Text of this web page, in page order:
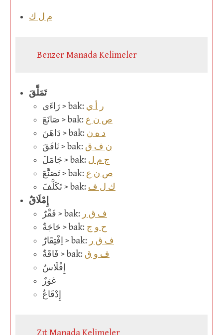
م ل ك
Benzer Manada Kelimeler
تَمَلَّقَ
رَاءَى > bak: ر أ ي
صَانَعَ > bak: ص ن ع
دَاهَنَ > bak: د ه ن
نَافَقَ > bak: ن ف ق
جَامَلَ > bak: ج م ل
تَصَنَّعَ > bak: ص ن ع
تَكَلَّفَ > bak: ك ل ف
إِمْلَاقٌ
فَقْرٌ > bak: ف ق ر
حَاجَةٌ > bak: ح و ج
اِفْتِقَارٌ > bak: ف ق ر
فَاقَةٌ > bak: ف و ق
إِفْلَاسٌ
عَوَزٌ
إِدْقَاعٌ
Zıt Manada Kelimeler